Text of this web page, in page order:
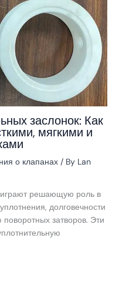
заслонок: Как
мягкими и
о клапанах/ By Lan
играют решающую роль в
долговечности
затворов. Эти